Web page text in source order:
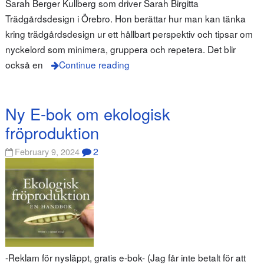
Sarah Berger Kullberg som driver Sarah Birgitta
Trädgårdsdesign i Örebro. Hon berättar hur man kan tänka
kring trädgårdsdesign ur ett hållbart perspektiv och tipsar om
nyckelord som minimera, gruppera och repetera. Det blir
också en
Continue reading
Ny E-bok om ekologisk
fröproduktion
February 9, 2024 2
-Reklam för nysläppt, gratis e-bok- (Jag får inte betalt för att